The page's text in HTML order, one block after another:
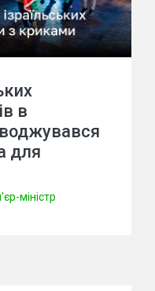
в
для
міністр